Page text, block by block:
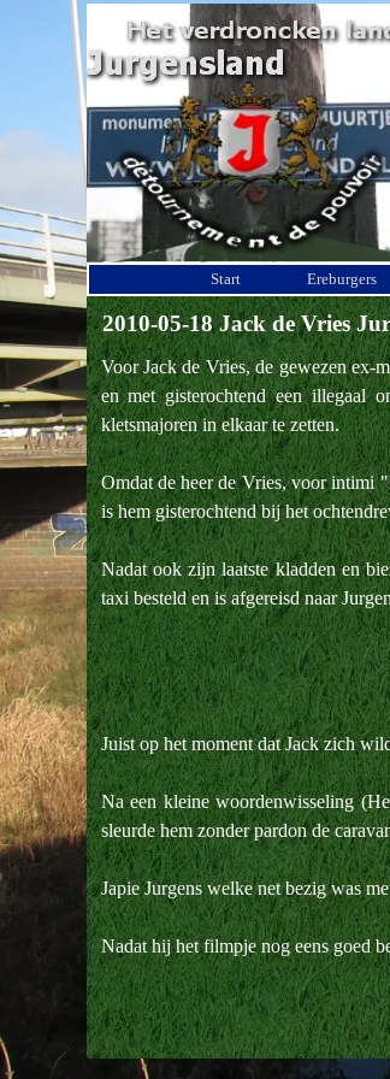
Ga naar de inhoud
Start Ereburgers
2010-05-18 Jack de Vries
Voor Jack de Vries, de gewezen ex-
en met gisterochtend een illegaal
kletsmajoren in elkaar te zetten.
Omdat de heer de Vries, voor intimi
is hem gisterochtend bij het
Nadat ook zijn laatste kladden en
taxi besteld en is afgereisd naar
Juist op het moment dat Jack zich
Na een kleine woordenwisseling
sleurde hem zonder pardon de
Japie Jurgens welke net bezig was
Nadat hij het filmpje nog eens goed